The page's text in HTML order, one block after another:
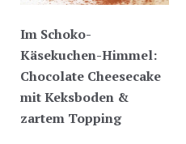
Im Schoko-
Käsekuchen-Himmel:
Chocolate Cheesecake
mit Keksboden &
zartem Topping